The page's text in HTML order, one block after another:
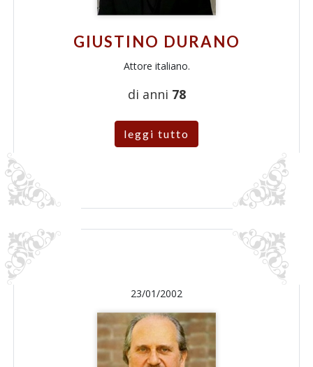
GIUSTINO DURANO
Attore italiano.
di anni 78
leggi tutto
23/01/2002